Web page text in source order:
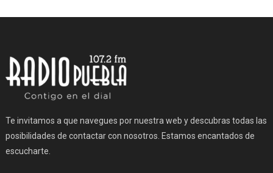
Te invitamos a que navegues por nuestra web y descubras todas las
posibilidades de contactar con nosotros. Estamos encantados de
escucharte.